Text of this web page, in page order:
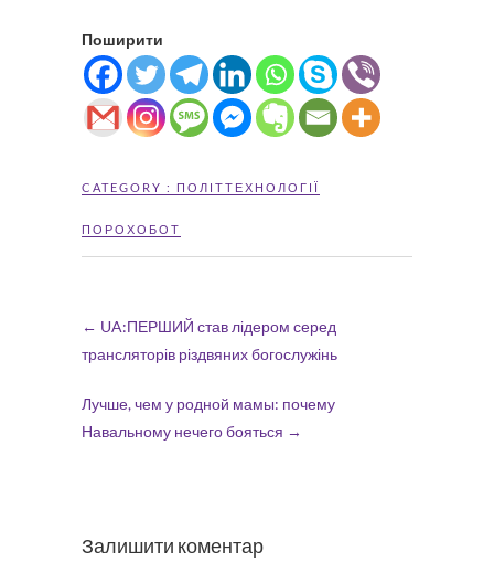
Поширити
CATEGORY : ПОЛІТТЕХНОЛОГІЇ
ПОРОХОБОТ
← UA:ПЕРШИЙ став лідером серед
трансляторів різдвяних богослужінь
Лучше, чем у родной мамы: почему
Навальному нечего бояться →
Залишити коментар